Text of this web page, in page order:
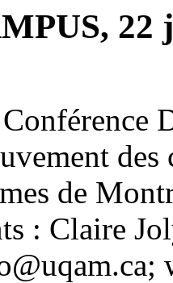
22
des
de
: Claire